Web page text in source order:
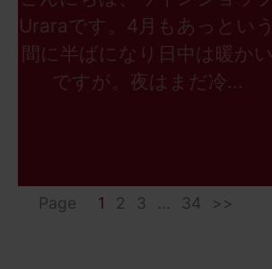
Uraraです。4月もあっという
間に半ばになり日中は暖かい
ですが。夜はまだ冷...
Page 1 2 3 ... 34 >>